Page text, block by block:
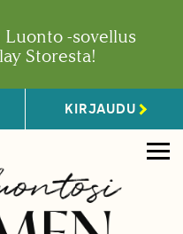
Luonto -sovellus
Storesta!
KIRJAUDU